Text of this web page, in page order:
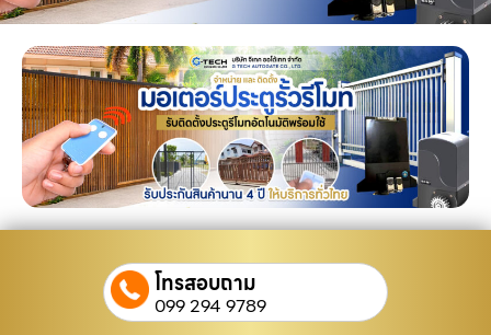
โทรสอบถาม
099 294 9789